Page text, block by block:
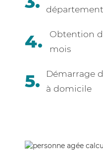
département
Obtention
mois
Démarrage
à domicile